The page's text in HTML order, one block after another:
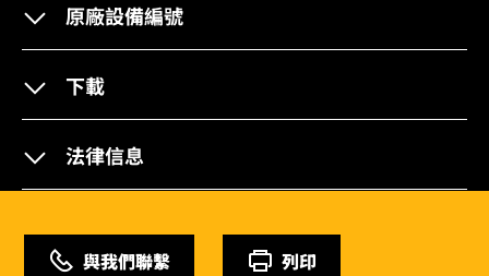
原廠設備編號
下載
法律信息
與我們聯繫 列印